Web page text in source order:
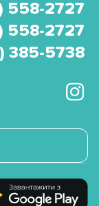
558-2727
558-2727
385-5738